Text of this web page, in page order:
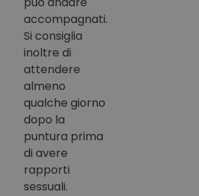
accompagnati.
Si consiglia
inoltre di
attendere
almeno
qualche giorno
dopo la
puntura prima
di avere
rapporti
sessuali.